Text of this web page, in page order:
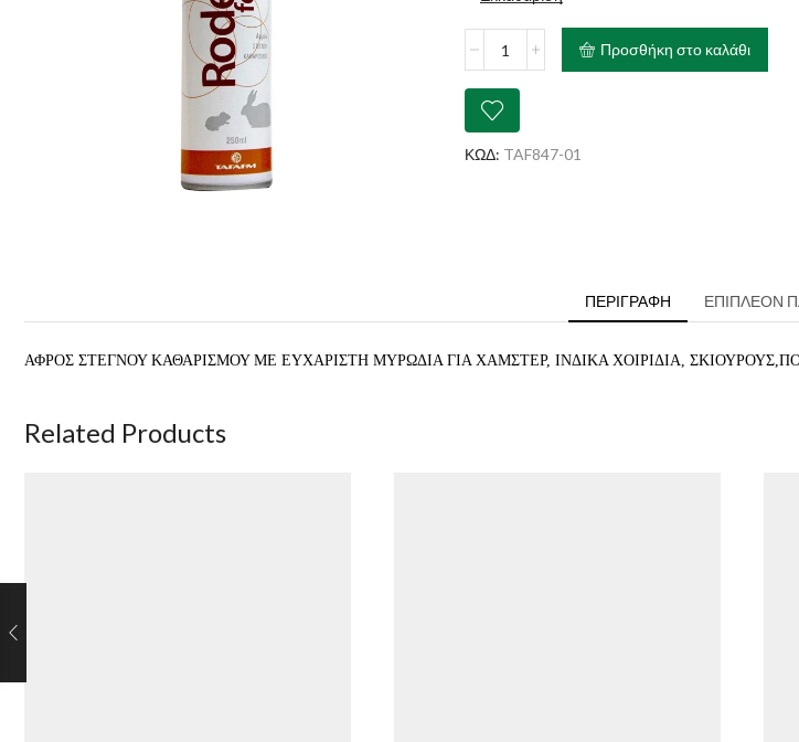
Rodent
ποσότητα
Προσθήκη στο καλάθι
ΚΩΔ: TAF847-01
ΠΕΡΙΓΡΑΦΉ ΕΠΙΠΛΈΟΝ
ΑΦΡΟΣ ΣΤΕΓΝΟΥ ΚΑΘΑΡΙΣΜΟΥ ΜΕ ΕΥΧΑΡΙΣΤΗ ΜΥΡΩΔΙΑ ΓΙΑ ΧΑΜΣΤΕΡ, ΙΝΔΙΚΑ ΧΟΙΡΙΔΙΑ,
Related Products